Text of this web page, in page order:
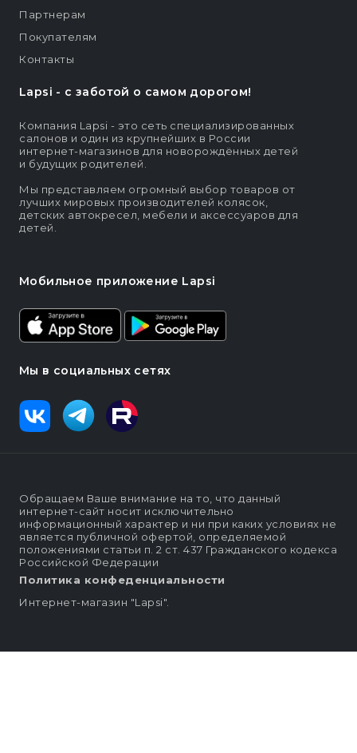
Lapsi - c заботой о самом дорогом!
Компания Lapsi - это сеть специализированных
салонов и один из крупнейших в России
интернет-магазинов для новорождённых детей
и будущих родителей.
Мы представляем огромный выбор товаров от
лучших мировых производителей колясок,
детских автокресел, мебели и аксессуаров для
детей.
Мобильное приложение Lapsi
Мы в социальных сетях
Партнерам
Покупателям
Контакты
Обращаем Ваше внимание на то, что данный
интернет-сайт носит исключительно
информационный характер и ни при каких условиях не
является публичной офертой, определяемой
положениями статьи п. 2 ст. 437 Гражданского кодекса
Российской Федерации
Политика конфеденциальности
Интернет-магазин "Lapsi".